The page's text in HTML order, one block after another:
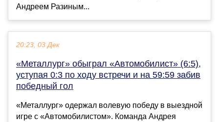
Андреем Разиным...
20:23, 03 Дек
«Металлург» обыграл «Автомобилист» (6:5),
уступая 0:3 по ходу встречи и на 59:59 забив
победный гол
«Металлург» одержал волевую победу в выездной
игре с «Автомобилистом». Команда Андрея